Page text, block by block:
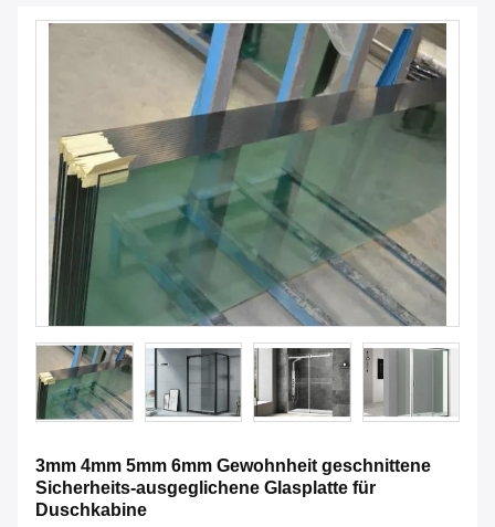
3mm 4mm 5mm 6mm Gewohnheit geschnittene
Sicherheits-ausgeglichene Glasplatte für
Duschkabine